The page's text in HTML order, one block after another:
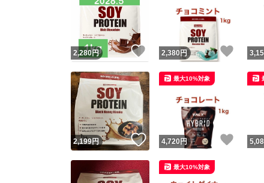
2,280円 いいね！
2,380 円 いい
2,199円 いいね！
4,720 円 いい
最大10%対象
最大10%対象